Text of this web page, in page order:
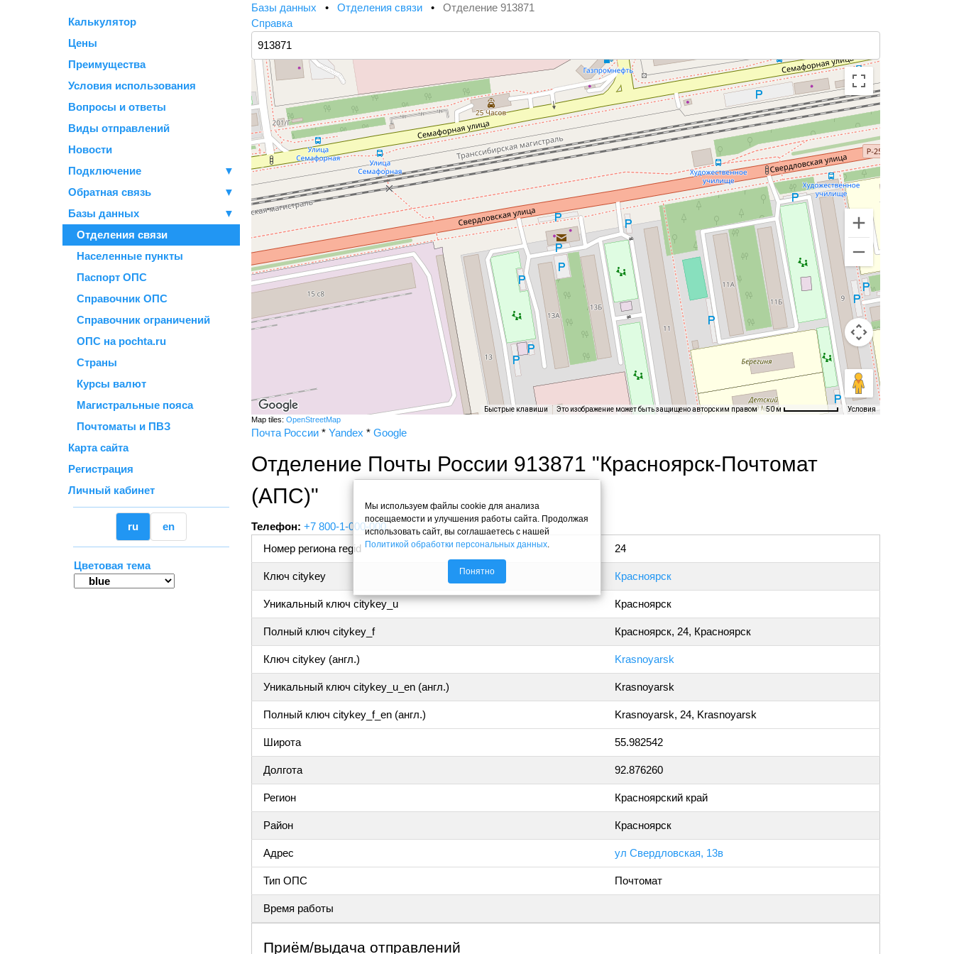
Калькулятор
Цены
Преимущества
Условия использования
Вопросы и ответы
Виды отправлений
Новости
Подключение
▼
Обратная связь
▼
Базы данных
▼
Отделения связи
Населенные пункты
Паспорт ОПС
Справочник ОПС
Справочник ограничений
ОПС на pochta.ru
Страны
Курсы валют
Магистральные пояса
Почтоматы и ПВЗ
Карта сайта
Регистрация
Личный кабинет
ru en
Цветовая тема
Базы данных • Отделения связи • Отделение 913871
Справка
Быстрые клавиши Это изображение может быть защищено авторским правом 50 м Условия
Map tiles: OpenStreetMap
Почта России * Yandex * Google
Отделение Почты России 913871 "Красноярск-Почтомат
(АПС)"
Телефон: +7 800-1-000-000
Номер региона regid
24
Ключ citykey Красноярск
Уникальный ключ citykey_u Красноярск
Полный ключ citykey_f Красноярск, 24, Красноярск
Ключ citykey (англ.) Krasnoyarsk
Уникальный ключ citykey_u_en (англ.) Krasnoyarsk
Полный ключ citykey_f_en (англ.) Krasnoyarsk, 24, Krasnoyarsk
Широта 55.982542
Долгота 92.876260
Регион Красноярский край
Район Красноярск
Адрес ул Свердловская, 13в
Тип ОПС Почтомат
Время работы
Приём/выдача отправлений
Мы используем файлы cookie для анализа
посещаемости и улучшения работы сайта. Продолжая
использовать сайт, вы соглашаетесь с нашей
Политикой обработки персональных данных.
Понятно